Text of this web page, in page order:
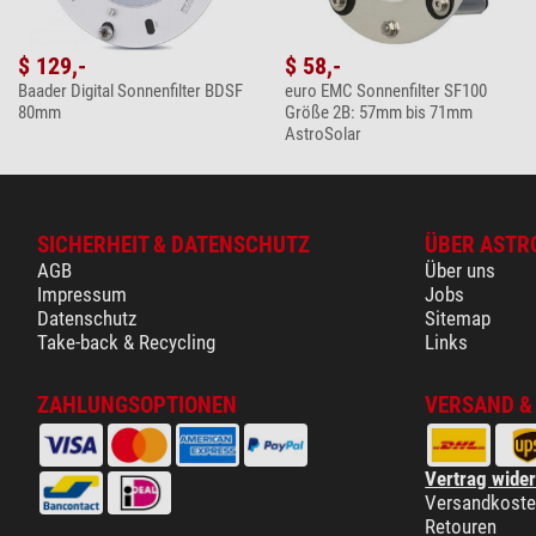
$ 129,-
Baader Digital Sonnenfilter BDSF
80mm
$ 58,-
euro EMC Sonnenfilter SF100
Größe 2B: 57mm bis 71mm
AstroSolar
SICHERHEIT & DATENSCHUTZ
AGB
Impressum
Datenschutz
Take-back & Recycling
ÜBER
Über uns
Jobs
Sitemap
Links
ZAHLUNGSOPTIONEN VERSAND
Vertrag
Retouren